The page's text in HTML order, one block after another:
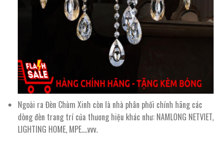
Ngoài ra Đèn Chùm Xinh còn là nhà phân phối chính hãng các
dòng đèn trang trí của thương hiệu khác như: NAMLONG NETVIET,
LIGHTING HOME, MPE….vvv.